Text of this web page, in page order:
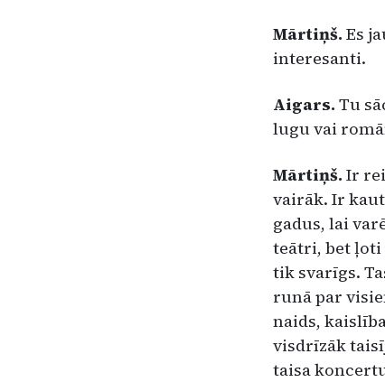
Mārtiņš. Es
inte­resanti.
Aigars. Tu
lugu vai
Mārtiņš. Ir
vairāk. Ir
gadus, lai
teātri, bet ļoti
tik sva­rīgs.
runā par
naids,
visdrīzāk
taisa